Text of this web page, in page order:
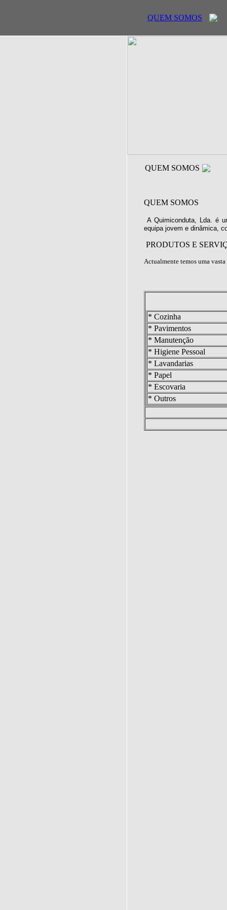
QUEM SOMOS
QUEM SOMOS
QUEM SOMOS
A Quimiconduta, Lda. é
equipa jovem e dinâmica,
PRODUTOS E
Actualmente temos uma
* Cozinha
* Pavimentos
* Manutenção
* Higiene Pessoal
* Lavandarias
* Papel
* Escovaria
* Outros